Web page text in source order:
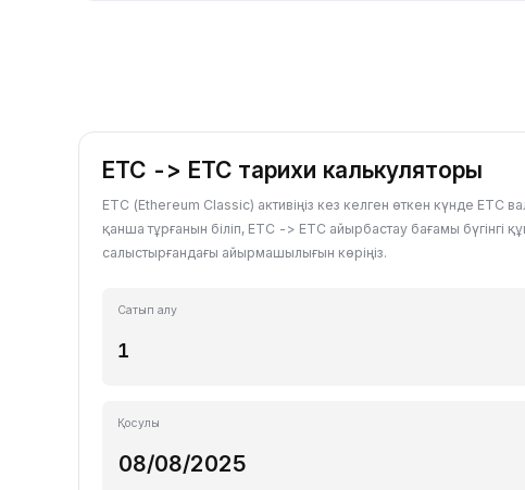
ETC -> ETC тарихи калькуляторы
ETC (Ethereum Classic) активіңіз кез келген өткен күнде ETC
қанша тұрғанын біліп, ETC -> ETC айырбастау бағамы бүгінгі
салыстырғандағы айырмашылығын көріңіз.
Сатып алу
Қосулы